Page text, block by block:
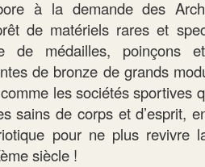
à la demande des
de matériels rares et
de médailles, poinçons
de bronze de grands
les sociétés sportives
sains de corps et d’esprit,
pour ne plus revivre
siècle !